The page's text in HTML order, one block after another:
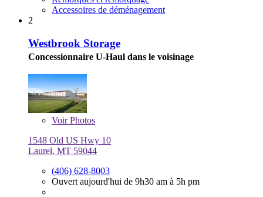
Accessoires de déménagement
2
Westbrook Storage
Concessionnaire U-Haul dans le voisinage
VoirPhotos
1548 Old US Hwy 10
Laurel, MT 59044
(406) 628-8003
Ouvert aujourd'hui de 9h30 am à 5h pm